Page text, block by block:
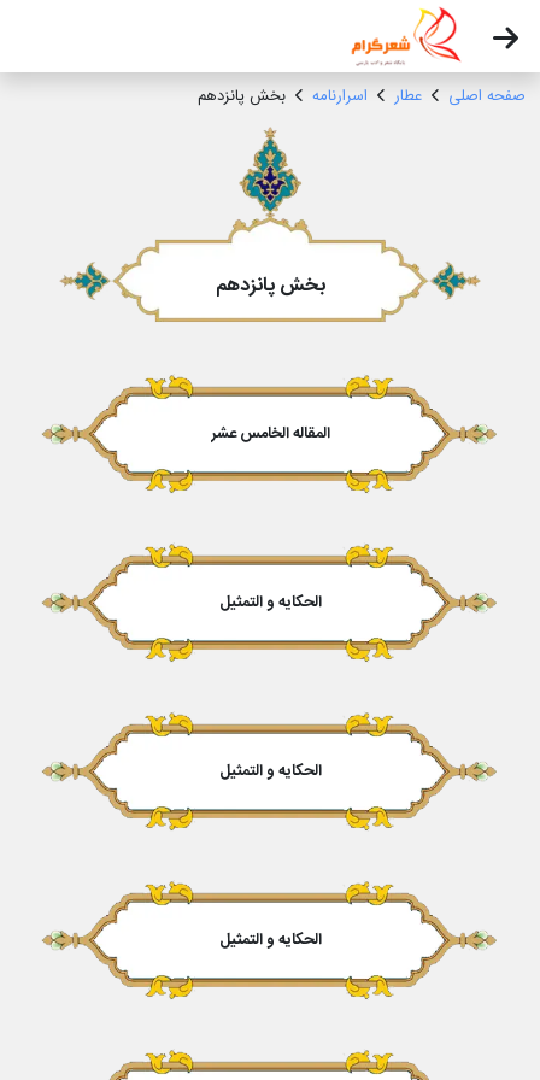
صفحه اصلی عطار اسرارنامه بخش پانزدهم
بخش پانزدهم
المقاله الخامس عشر
الحکایه و التمثیل
الحکایه و التمثیل
الحکایه و التمثیل